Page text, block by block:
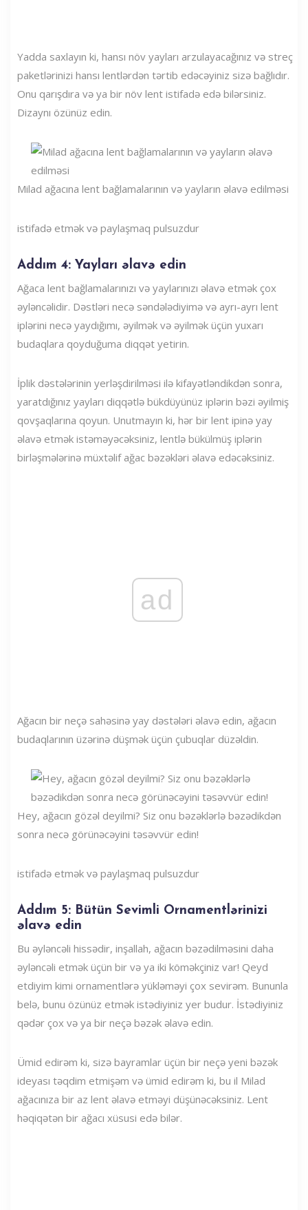
Yadda saxlayın ki, hansı növ yayları arzulayacağınız və streç
paketlərinizi hansı lentlərdən tərtib edəcəyiniz sizə bağlıdır.
Onu qarışdıra və ya bir növ lent istifadə edə bilərsiniz.
Dizaynı özünüz edin.
Milad ağacına lent bağlamalarının və yayların əlavə edilməsi
istifadə etmək və paylaşmaq pulsuzdur
Addım 4: Yayları əlavə edin
Ağaca lent bağlamalarınızı və yaylarınızı əlavə etmək çox
əyləncəlidir. Dəstləri necə səndələdiyimə və ayrı-ayrı lent
iplərini necə yaydığımı, əyilmək və əyilmək üçün yuxarı
budaqlara qoyduğuma diqqət yetirin.
İplik dəstələrinin yerləşdirilməsi ilə kifayətləndikdən sonra,
yaratdığınız yayları diqqətlə bükdüyünüz iplərin bəzi əyilmiş
qovşaqlarına qoyun. Unutmayın ki, hər bir lent ipinə yay
əlavə etmək istəməyəcəksiniz, lentlə bükülmüş iplərin
birləşmələrinə müxtəlif ağac bəzəkləri əlavə edəcəksiniz.
ad
Ağacın bir neçə sahəsinə yay dəstələri əlavə edin, ağacın
budaqlarının üzərinə düşmək üçün çubuqlar düzəldin.
Hey, ağacın gözəl deyilmi? Siz onu bəzəklərlə bəzədikdən
sonra necə görünəcəyini təsəvvür edin!
istifadə etmək və paylaşmaq pulsuzdur
Addım 5: Bütün Sevimli Ornamentlərinizi
əlavə edin
Bu əyləncəli hissədir, inşallah, ağacın bəzədilməsini daha
əyləncəli etmək üçün bir və ya iki köməkçiniz var! Qeyd
etdiyim kimi ornamentlərə yükləməyi çox sevirəm. Bununla
belə, bunu özünüz etmək istədiyiniz yer budur. İstədiyiniz
qədər çox və ya bir neçə bəzək əlavə edin.
Ümid edirəm ki, sizə bayramlar üçün bir neçə yeni bəzək
ideyası təqdim etmişəm və ümid edirəm ki, bu il Milad
ağacınıza bir az lent əlavə etməyi düşünəcəksiniz. Lent
həqiqətən bir ağacı xüsusi edə bilər.